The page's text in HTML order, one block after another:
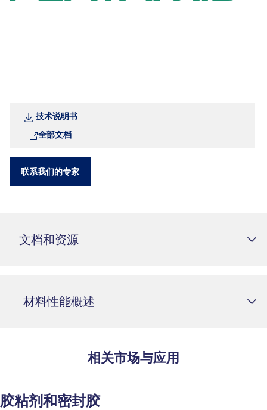
技术说明书
全部文档
联系我们的专家
文档和资源
材料性能概述
相关市场与应用
胶粘剂和密封胶